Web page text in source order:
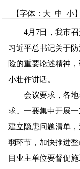
【字体： 大 中 小】
4月7日，我市召
习近平总书记关于
险的重要论述精神
小壮作讲话。
会议要求，各地
求。一要集中开展
建立隐患问题清单
弱环节，加快推进
目业主单位要督促